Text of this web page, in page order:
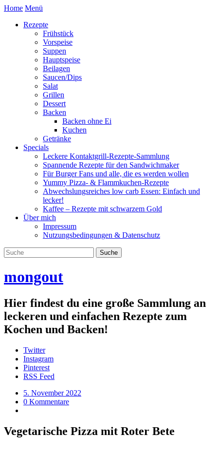
Home Menü
Rezepte
Frühstück
Vorspeise
Suppen
Hauptspeise
Beilagen
Saucen/Dips
Salat
Grillen
Dessert
Backen
Backen ohne Ei
Kuchen
Getränke
Specials
Leckere Kontaktgrill-Rezepte-Sammlung
Spannende Rezepte für den Sandwichmaker
Für Burger Fans und alle, die es werden wollen
Yummy Pizza- & Flammkuchen-Rezepte
Abwechslungsreiches low carb Essen: Einfach und
lecker!
Kaffee – Rezepte mit schwarzem Gold
Über mich
Impressum
Nutzungsbedingungen & Datenschutz
mongout
Hier findest du eine große Sammlung an
leckeren und einfachen Rezepte zum
Kochen und Backen!
Twitter
Instagram
Pinterest
RSS Feed
5. November 2022
0 Kommentare
Vegetarische Pizza mit Roter Bete